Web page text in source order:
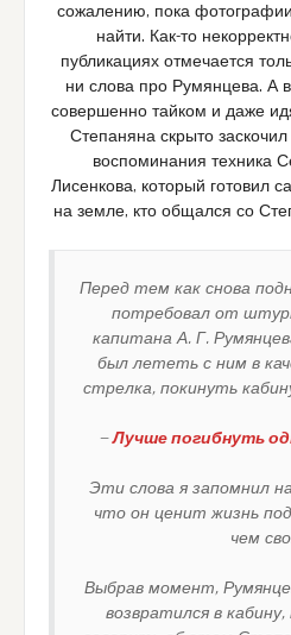
сожалению, пока
найти. Как-то
публикациях отмечается
ни слова про Румянцева. А
совершенно тайком и даже
Степаняна скрыто
воспоминания техника
Лисенкова, который готовил
на земле, кто общался со
Перед тем как снова
потребовал от
капитана А. Г.
был лететь с ним в
стрелка, покинуть
—Лучше погибнуть
Эти слова я запомнил
что он ценит жизнь
чем
Выбрав момент,
возвратился в